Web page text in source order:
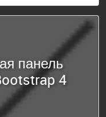
панель
4